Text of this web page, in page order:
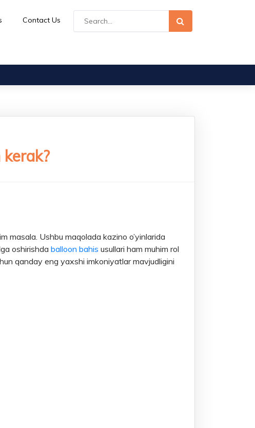
Contact Us
masala. Ushbu maqolada kazino o’yinlarida
oshirishda balloon bahis usullari ham muhim rol
qanday eng yaxshi imkoniyatlar mavjudligini